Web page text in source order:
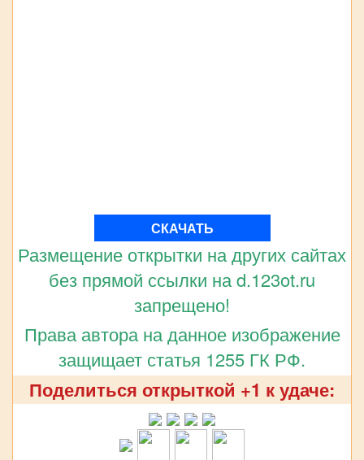
СКАЧАТЬ
Размещение открытки на других сайтах
без прямой ссылки на d.123ot.ru
запрещено!
Права автора на данное изображение
защищает статья 1255 ГК РФ.
Поделиться открыткой +1 к удаче: